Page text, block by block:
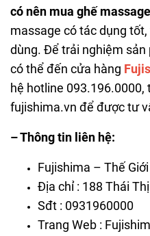
có nên mua ghế
massage có tác dụng
dùng. Để trải nghiệm
có thể đến cửa hàng
hệ hotline 093.196.0000,
fujishima.vn để được tư
– Thông tin liên hệ:
Fujishima – Thế
Địa chỉ : 188 Thái
Sđt : 0931960000
Trang Web :